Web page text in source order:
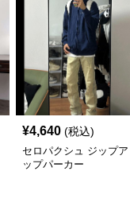
¥4,640 (税込)
セロパクシュ ジップア
ップパーカー